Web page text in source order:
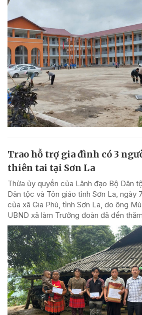
Trao hỗ trợ gia đình có 3
thiên tai tại Sơn La
Thừa ủy quyền của Lãnh đạo Bộ Dân
Dân tộc và Tôn giáo tỉnh Sơn La, ngày
của xã Gia Phù, tỉnh Sơn La, do ông
UBND xã làm Trưởng đoàn đã đến